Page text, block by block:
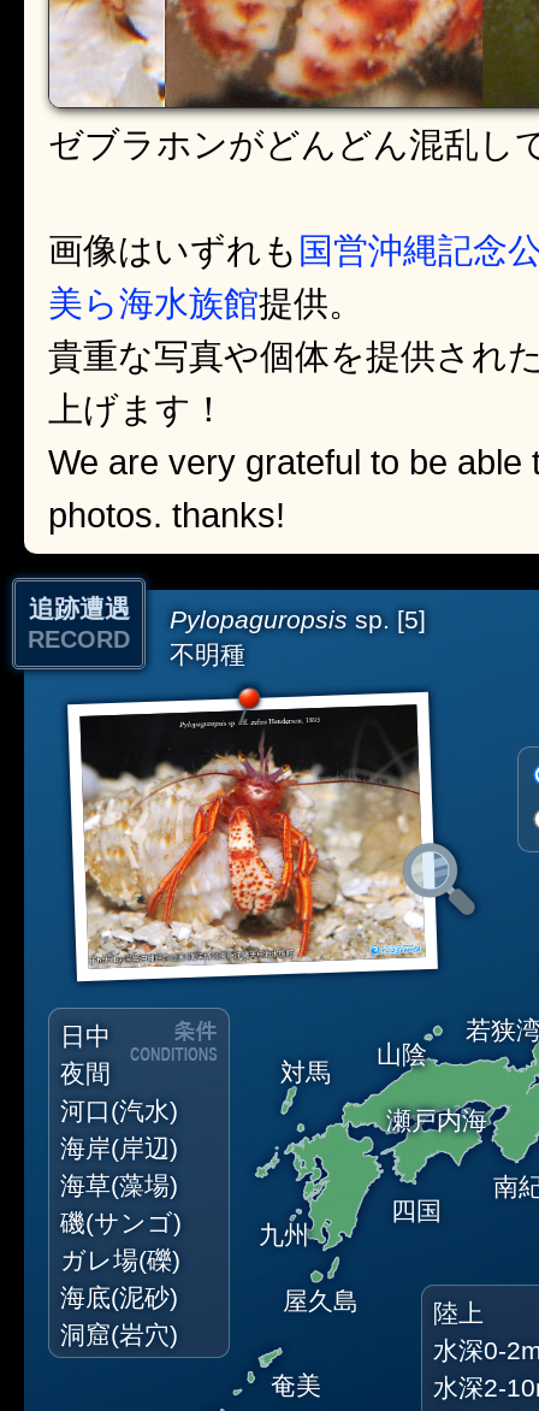
ゼブラホンがどんどん混乱し
画像はいずれも 国営沖縄記念
美ら海水族館提供。
貴重な写真や個体を提供され
上げます！
We are very grateful to be able
photos. thanks!
追跡遭遇
RECORD
Pylopaguropsis sp. [5]
不明種
若狭
南
山陰
瀬戸内海
四国
対馬
九州
屋久島
奄美
陸上
水深0-
水深2-
日中
夜間
河口(汽水)
海岸(岸辺)
海草(藻場)
磯(サンゴ)
ガレ場(礫)
海底(泥砂)
洞窟(岩穴)